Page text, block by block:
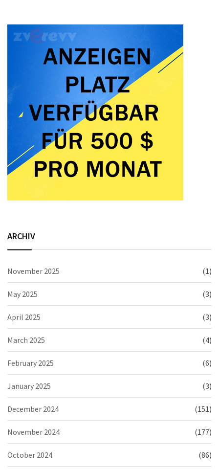
ARCHIV
November 2025 (1)
May 2025 (3)
April 2025 (3)
March 2025 (4)
February 2025 (6)
January 2025 (3)
December 2024 (151)
November 2024 (177)
October 2024 (86)